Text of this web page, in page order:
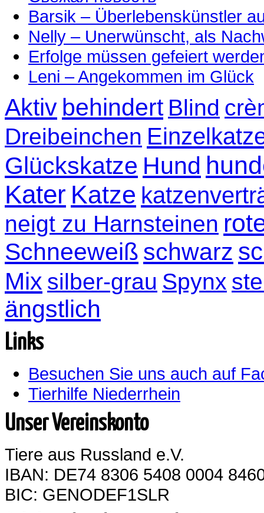
Barsik – Überlebenskünstler
Nelly – Unerwünscht, als
Erfolge müssen gefeiert
Leni – Angekommen im Glück
Aktiv behindert Blind
Dreibeinchen
Glückskatze Hund
Kater Katze
neigt zu Harnsteinen
Schneeweiß schwarz
Mix silber-grau Spynx
ängstlich
Links
Besuchen Sie uns auch auf
Tierhilfe Niederrhein
Unser Vereinskonto
Tiere aus Russland e.V.
IBAN: DE74 8306 5408 0004
BIC: GENODEF1SLR